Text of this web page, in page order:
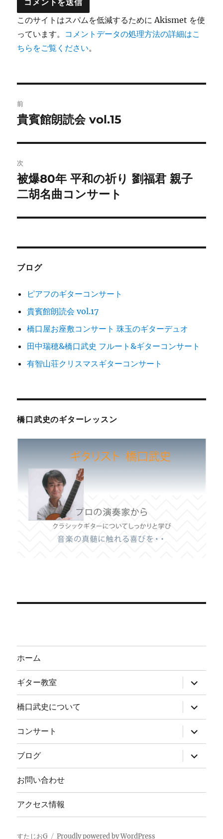
このサイトはスパムを低減するために Akismet を使
っています。 コメントデータの処理方法の詳細はこ
ちらをご覧ください。
稿
ビ
ゲ
ー
シ
ン
前
前
投
稿:
貴賓館朗読会 vol.15
次
次
の
稿:
被爆80年 平和の祈り 劉福君 親子
二胡名曲コンサート
ブログ
ピアフのギターコンサート
貴賓館朗読会 vol.17
橋口屋お座敷コンサート 珠玉のギターデュオ
田中瑞穂&橋口武史 フルート&ギターコンサート
有智山荘クリスマスギターコンサート
橋口武史のギターレッスン
ホーム
ギター教室
サ
ブ
メ
ニ
ュ
ー
を
展
開
橋口武史について
サ
ブ
メ
ニ
ュ
ー
を
展
開
コンサート
サ
ブ
メ
ニ
ュ
ー
開
ブログ
サ
ブ
メ
ー
開
お問い合わせ
アクセス情報
すたじおG Proudly powered by WordPress